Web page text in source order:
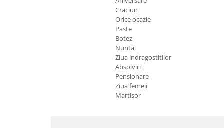
Craciun
Orice ocazie
Paste
Botez
Nunta
Ziua indragostitilor
Absolviri
Pensionare
Ziua femeii
Martisor